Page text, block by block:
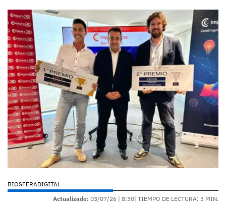
BIOSFERADIGITAL
Actualizado: 03/07/26 | 8:30| TIEMPO DE LECTURA: 3 MIN.